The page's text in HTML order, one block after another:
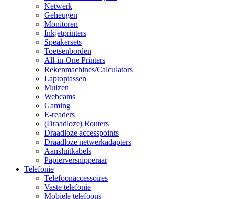
Netwerk
Geheugen
Monitoren
Inkjetprinters
Speakersets
Toetsenborden
All-in-One Printers
Rekenmachines/Calculators
Laptoptassen
Muizen
Webcams
Gaming
E-readers
(Draadloze) Routers
Draadloze accesspoints
Draadloze netwerkadapters
Aansluitkabels
Papierversnipperaar
Telefonie
Telefoonaccessoires
Vaste telefonie
Mobiele telefoons